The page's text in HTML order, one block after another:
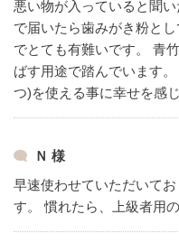
悪い物が入っていると聞
で届いたら歯みがき粉と
でとても有難いです。
青
ばす用途で踏んでいます。
つ)を使える事に幸せを感
Ｎ 様
早速使わせていただいてお
す。
慣れたら、上級者用